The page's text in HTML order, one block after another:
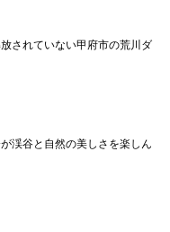
されていない甲府市の荒川ダ
渓谷と自然の美しさを楽しん